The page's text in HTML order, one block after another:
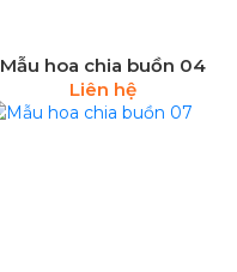
Mẫu hoa chia buồn 04
Liên hệ